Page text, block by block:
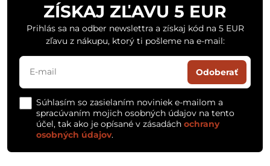
ZÍSKAJ ZĽAVU 5 EUR
Prihlás sa na odber newslettra a získaj kód na 5 EUR
zľavu z nákupu, ktorý ti pošleme na e-mail:
Odoberať
Súhlasím so zasielaním noviniek e-mailom a
spracúvaním mojich osobných údajov na tento
účel, tak ako je opísané v zásadách ochrany
osobných údajov.